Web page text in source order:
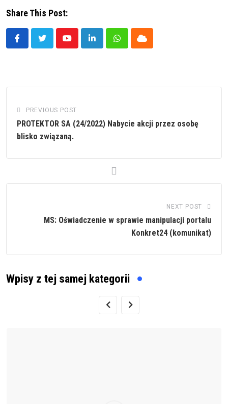
Share This Post:
YoutubeLinkedInWhatsappCloud
PREVIOUS POST
PROTEKTOR SA (24/2022) Nabycie akcji przez osobę
blisko związaną.
NEXT POST
MS: Oświadczenie w sprawie manipulacji portalu
Konkret24 (komunikat)
Wpisy z tej samej kategorii